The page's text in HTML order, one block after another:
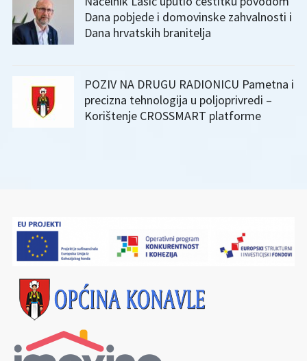
Dana pobjede i domovinske zahvalnosti i
Dana hrvatskih branitelja
POZIV NA DRUGU RADIONICU Pametna i
precizna tehnologija u poljoprivredi –
Korištenje CROSSMART platforme